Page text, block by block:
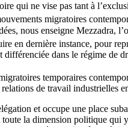
qui ne vise pas tant à
migratoires
nous enseigne Mezzadra,
en dernière instance, pour
dans le régime de
temporaires
de travail industrielles
et occupe une place
la dimension politique